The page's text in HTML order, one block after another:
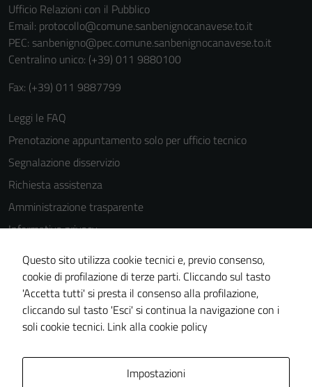
Ufficio Relazioni con il Pubblico
Email: protocollo@comune.sanbenignocanavese.to.it
PEC: sanbenigno@pec.comune.sanbenignocanavese.to.it
Centralino unico: (+39) 011 9880100
Fax: (+39) 011 9887799
Leggi le FAQ
Prenotazione appuntamento solo per ufficio tecnico
Segnalazione disservizio
Richiesta assistenza
Amministrazione trasparente
Informativa privacy
Cookie Policy
Note legali
Dichiarazione di accessibilità
Piano di miglioramento del sito
Questo sito utilizza cookie tecnici e, previo consenso,
cookie di profilazione di terze parti. Cliccando sul tasto
'Accetta tutti' si presta il consenso alla profilazione,
cliccando sul tasto 'Esci' si continua la navigazione con i
soli cookie tecnici. Link alla cookie policy
Impostazioni